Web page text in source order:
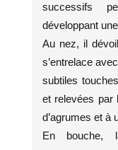
successifs
développant
Au nez, il
s’entrelace
subtiles
et relevées par
d’agrumes et à
En bouche,